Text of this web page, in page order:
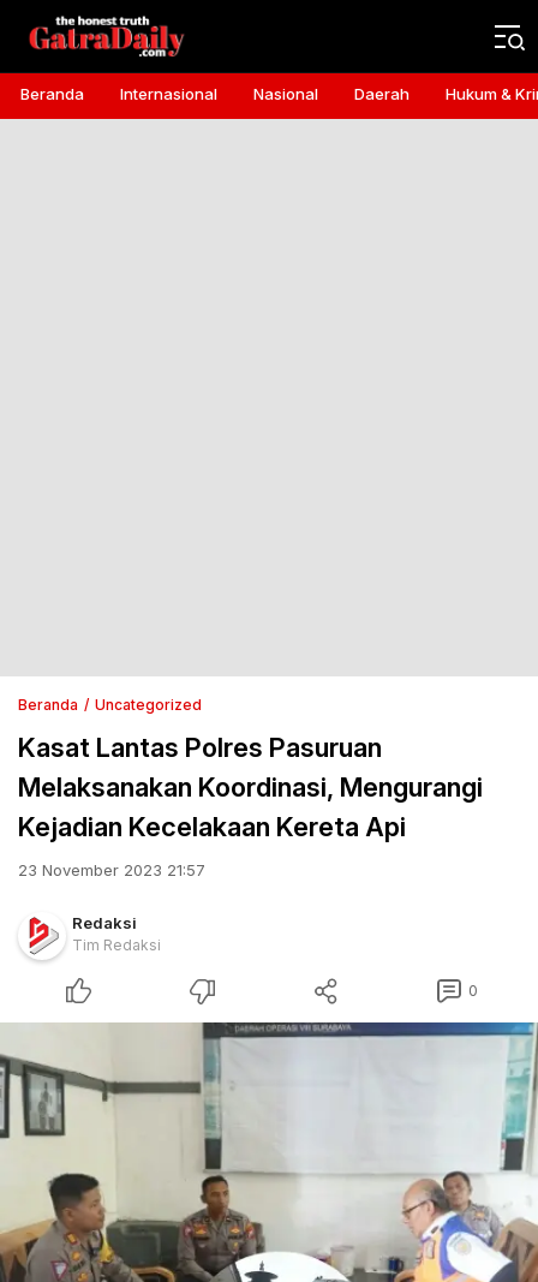
Gatra Daily
the honest truth
Beranda Internasional Nasional Daerah Hukum &
Beranda Uncategorized
Kasat Lantas Polres Pasuruan
Melaksanakan Koordinasi, Mengurangi
Kejadian Kecelakaan Kereta Api
23 November 2023 21:57
Redaksi
Tim Redaksi
0